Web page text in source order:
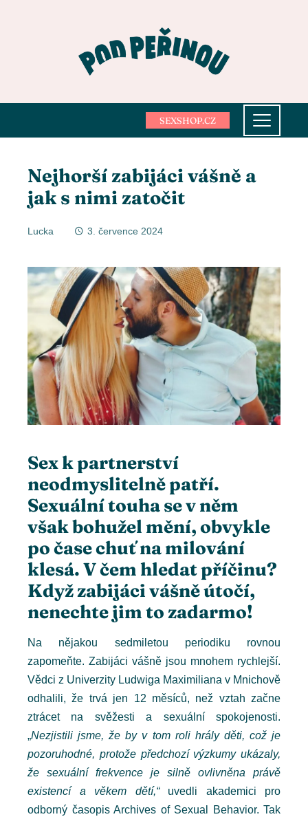
SEXSHOP.CZ
Nejhorší zabijáci vášně a
jak s nimi zatočit
Lucka 3. července 2024
Sex k partnerství
neodmyslitelně patří.
Sexuální touha se v něm
však bohužel mění, obvykle
po čase chuť na milování
klesá. V čem hledat příčinu?
Když zabijáci vášně útočí,
nenechte jim to zadarmo!
Na nějakou sedmiletou periodiku rovnou
zapomeňte. Zabijáci vášně jsou mnohem rychlejší.
Vědci z Univerzity Ludwiga Maximiliana v Mnichově
odhalili, že trvá jen 12 měsíců, než vztah začne
ztrácet na svěžesti a sexuální spokojenosti.
„Nezjistili jsme, že by v tom roli hrály děti, což je
pozoruhodné, protože předchozí výzkumy ukázaly,
že sexuální frekvence je silně ovlivněna právě
existencí a věkem dětí,“uvedli akademici pro
odborný časopis Archives of Sexual Behavior. Tak